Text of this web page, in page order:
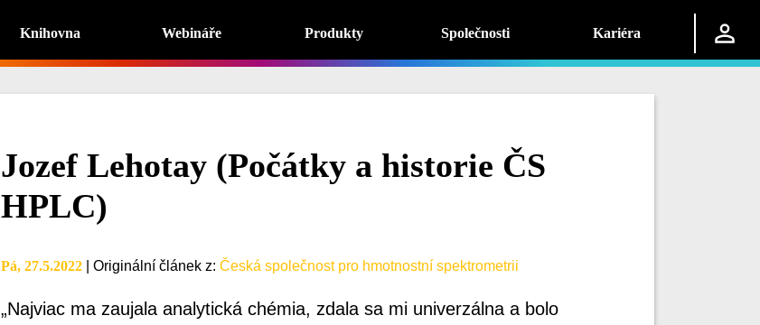
Knihovna Webináře Produkty Společnosti Kariéra
Jozef Lehotay (Počátky a historie ČS
HPLC)
Pá, 27.5.2022 Originální článek z: Česká společnost pro hmotnostní spektrometrii
„Najviac ma zaujala analytická chémia, zdala sa mi univerzálna a bolo